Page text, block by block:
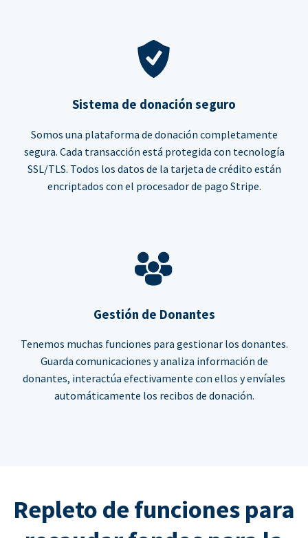
Sistema de donación seguro
Somos una plataforma de donación completamente
segura. Cada transacción está protegida con tecnología
SSL/TLS. Todos los datos de la tarjeta de crédito están
encriptados con el procesador de pago Stripe.
Gestión de Donantes
Tenemos muchas funciones para gestionar los donantes.
Guarda comunicaciones y analiza información de
donantes, interactúa efectivamente con ellos y envíales
automáticamente los recibos de donación.
Repleto de funciones para